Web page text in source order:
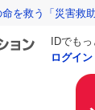
を救う「災害救
IDでも
ログイン